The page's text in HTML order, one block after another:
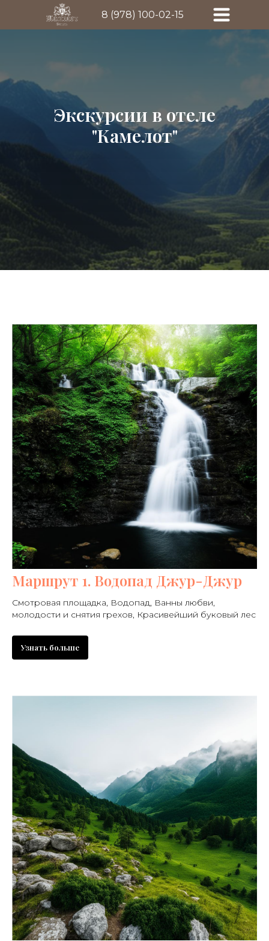
8 (978) 100-02-15
Экскурсии в отеле
"Камелот"
Маршрут 1. Водопад Джур-Джур
Смотровая площадка, Водопад, Ванны любви,
молодости и снятия грехов, Красивейший буковый лес
Узнать больше